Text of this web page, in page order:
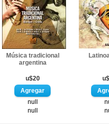
Música tradicional
argentina
u$20
null
null